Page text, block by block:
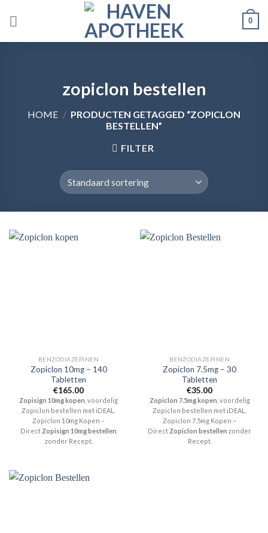
0
zopiclon bestellen
HOME / PRODUCTEN GETAGGED “ZOPICLON
BESTELLEN”
FILTER
BENZODIAZEPINEN
Zopiclon 10mg – 140
Tabletten
€165.00
Zopisign 10mg kopen , voordelig
Zopiclon bestellen met iDEAL.
Zopiclon 10mg Kopen –
Direct Zopisign 10mg bestellen
zonder Recept.
BENZODIAZEPINEN
Zopiclon 7.5mg – 30
Tabletten
€35.00
Zopiclon 7.5mg kopen , voordelig
Zopiclon bestellen met iDEAL.
Zopiclon 7.5mg Kopen –
Direct Zopiclon bestellen zonder
Recept.